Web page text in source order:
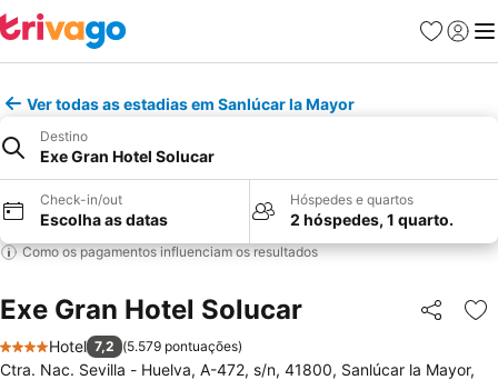
Favoritos
Iniciar
Ver todas as estadias em Sanlúcar la Mayor
Destino
Exe Gran Hotel Solucar
Check-in/out
Escolha as datas
Hóspedes e quartos
2 hóspedes, 1 quarto.
Como os pagamentos influenciam os resultados
Exe Gran Hotel Solucar Partilhar
4 Estrelas
Hotel 7,2 (5.579 pontuações)
Ctra. Nac. Sevilla - Huelva, A-472, s/n, 41800, Sanlúcar la Mayor,